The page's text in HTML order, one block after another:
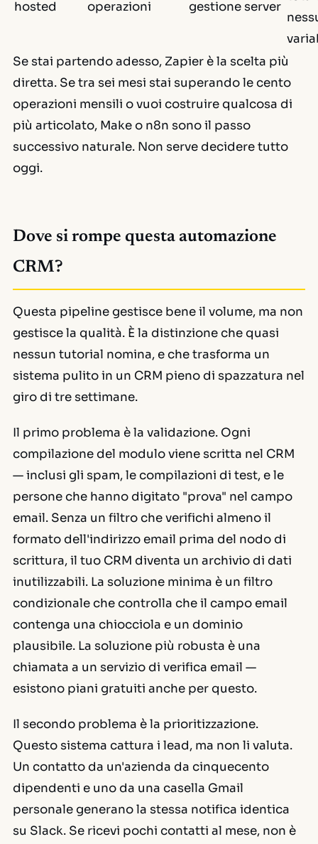
hosted operazioni gestione server
Se stai partendo adesso, Zapier è la scelta più
diretta. Se tra sei mesi stai superando le cento
operazioni mensili o vuoi costruire qualcosa di
più articolato, Make o n8n sono il passo
successivo naturale. Non serve decidere tutto
oggi.
Dove si rompe questa automazione
CRM?
Questa pipeline gestisce bene il volume, ma non
gestisce la qualità. È la distinzione che quasi
nessun tutorial nomina, e che trasforma un
sistema pulito in un CRM pieno di spazzatura nel
giro di tre settimane.
Il primo problema è la validazione. Ogni
compilazione del modulo viene scritta nel CRM
— inclusi gli spam, le compilazioni di test, e le
persone che hanno digitato "prova" nel campo
email. Senza un filtro che verifichi almeno il
formato dell'indirizzo email prima del nodo di
scrittura, il tuo CRM diventa un archivio di dati
inutilizzabili. La soluzione minima è un filtro
condizionale che controlla che il campo email
contenga una chiocciola e un dominio
plausibile. La soluzione più robusta è una
chiamata a un servizio di verifica email —
esistono piani gratuiti anche per questo.
Il secondo problema è la prioritizzazione.
Questo sistema cattura i lead, ma non li valuta.
Un contatto da un'azienda da cinquecento
dipendenti e uno da una casella Gmail
personale generano la stessa notifica identica
su Slack. Se ricevi pochi contatti al mese, non è